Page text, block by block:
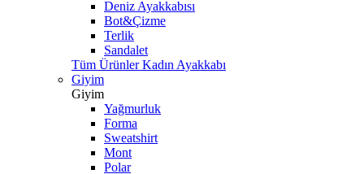
Deniz Ayakkabısı
Bot&Çizme
Terlik
Sandalet
Tüm Ürünler Kadın Ayakkabı
Giyim
Giyim
Yağmurluk
Forma
Sweatshirt
Mont
Polar